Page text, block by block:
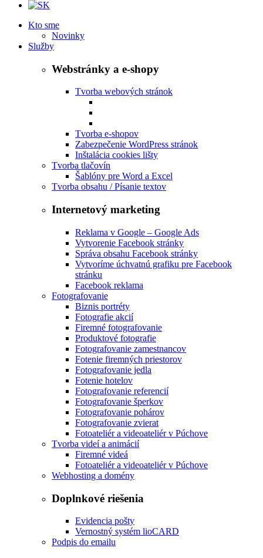
Kto sme
Novinky
Služby
Webstránky a e-shopy
Tvorba webových stránok
Tvorba e-shopov
Zabezpečenie WordPress stránok
Inštalácia cookies lišty
Tvorba tlačovín
Šablóny pre Word a Excel
Tvorba obsahu / Písanie textov
Internetový marketing
Reklama v Google – Google Ads
Vytvorenie Facebook stránky
Správa obsahu Facebook stránky
Vytvoríme úchvatnú grafiku pre Facebook
stránku
Facebook reklama
Fotografovanie
Biznis portréty
Fotografie akcií
Firemné fotografovanie
Produktové fotografie
Fotografovanie zamestnancov
Fotenie firemných priestorov
Fotografovanie jedla
Fotenie hotelov
Fotografovanie referencií
Fotografovanie šperkov
Fotografovanie pohárov
Fotografovanie zvierat
Fotoateliér a videoateliér v Púchove
Tvorba videí a animácií
Firemné videá
Fotoateliér a videoateliér v Púchove
Webhosting a domény
Doplnkové riešenia
Evidencia pošty
Vernostný systém lioCARD
Podpis do emailu